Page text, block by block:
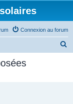
Connexion au forum